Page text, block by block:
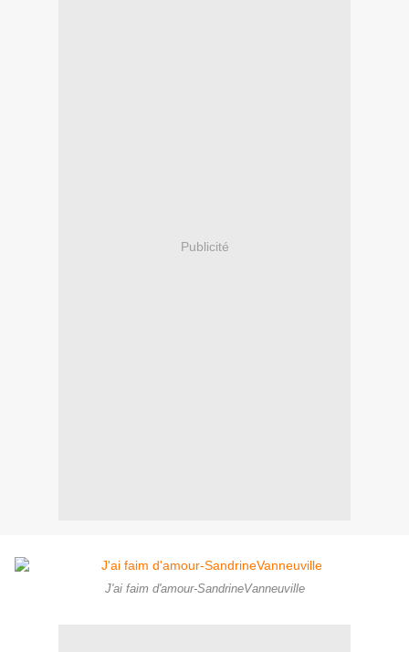
Publicité
J'ai faim d'amour-SandrineVanneuville